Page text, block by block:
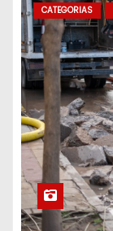
CATEGORIAS